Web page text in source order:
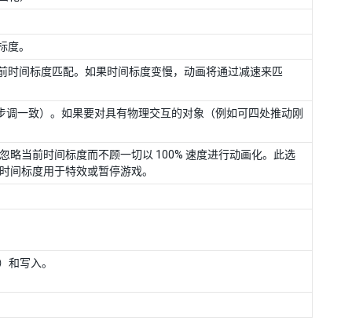
。
间标度匹配。如果时间标度变慢，动画将通过减速来匹
一致）。如果要对具有物理交互的对象（例如可四处推动刚
当前时间标度而不顾一切以 100% 速度进行动画化。此选
间标度用于特效或暂停游戏。
和写入。